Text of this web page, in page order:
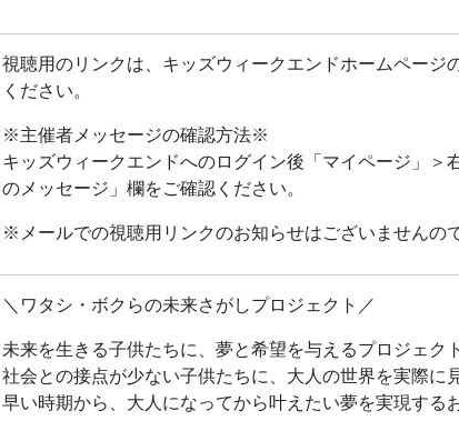
「絶滅危惧種（ぜつめつきぐしゅ）」という言葉を知
おそれのある野生生物のことを言います。実は、私た
も？しれません。
それでは、なぜ、生きものの絶滅を「食い止める」必要
絶滅危惧種のための活動が認められ、2020年に旭硝子
スチュアート博士。「ブループラネット賞」は、地球
を続けてきた人たちをたたえて贈られる賞です。この授
態なども説明しながら、
◯「どんな生きものが絶滅しそうなの？」
◯「生きものが絶滅すると何が困るの？」
◯「生きものの絶滅を食い止めるためには、どんなこと
などを、クイズを交えながら、分かりやすく解説します
身近な生き物から、大昔に絶滅したと言われている恐竜
視聴用のリンクは、キッズウィークエンドホームペー
ください。
※主催者メッセージの確認方法※
キッズウィークエンドへのログイン後「マイページ」
のメッセージ」欄をご確認ください。
※メールでの視聴用リンクのお知らせはございませんの
＼ワタシ・ボクらの未来さがしプロジェクト／
未来を生きる子供たちに、夢と希望を与えるプロジェク
社会との接点が少ない子供たちに、大人の世界を実際に
早い時期から、大人になってから叶えたい夢を実現する